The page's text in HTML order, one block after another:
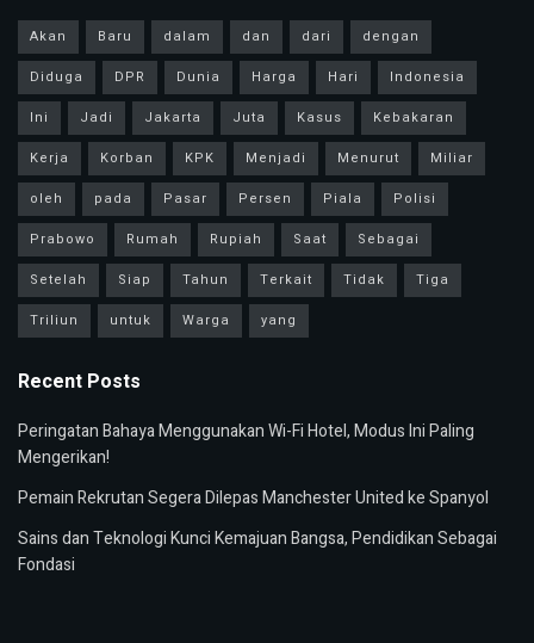
Akan Baru dalam dan dari
dengan
Diduga
DPR Dunia Harga Hari
Indonesia
Ini
Jadi Jakarta Juta Kasus
Kebakaran
Kerja
Korban KPK Menjadi Menurut
Miliar
oleh
pada Pasar Persen Piala
Polisi
Prabowo
Rumah Rupiah Saat
Sebagai
Setelah
Siap Tahun Terkait Tidak
Tiga
Triliun
untuk Warga yang
Recent Posts
Peringatan Bahaya Menggunakan Wi-Fi Hotel, Modus Ini Paling
Mengerikan!
Pemain Rekrutan Segera Dilepas Manchester United ke Spanyol
Sains dan Teknologi Kunci Kemajuan Bangsa, Pendidikan Sebagai
Fondasi